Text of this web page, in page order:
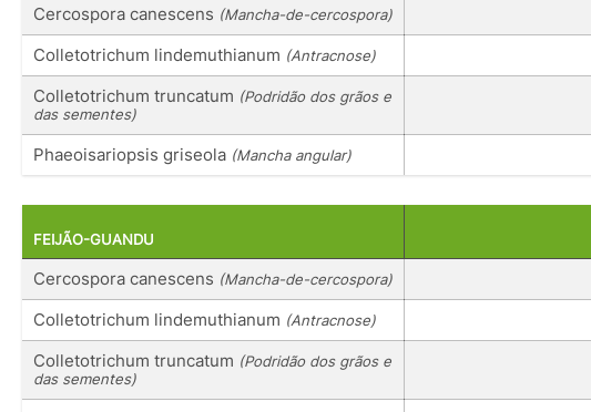
Cercospora canescens (Mancha-de-cercospora)
Colletotrichum lindemuthianum (Antracnose)
Colletotrichum truncatum (Podridão dos grãos e
das sementes)
Phaeoisariopsis griseola (Mancha angular)
FEIJÃO-GUANDU
Cercospora canescens (Mancha-de-cercospora)
Colletotrichum lindemuthianum (Antracnose)
Colletotrichum truncatum (Podridão dos grãos e
das sementes)